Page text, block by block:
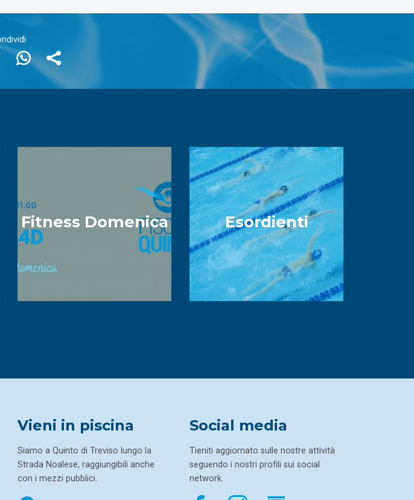
Fitness Domenica Esordienti
Vieni in piscina
Siamo a Quinto di Treviso lungo la
Strada Noalese, raggiungibili anche
con i mezzi pubblici.
Social media
Tieniti aggiornato sulle nostre attività
seguendo i nostri profili sui social
network.